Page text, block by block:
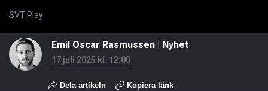
SVT Play
Emil Oscar Rasmussen Nyhet
17 juli 2025 kl. 12:00
Dela artikeln Kopiera länk